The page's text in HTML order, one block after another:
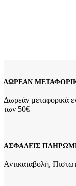
ΔΩΡΕΑΝ
Δωρεάν μεταφορικά
των 50€
ΑΣΦΑΛΕΙΣ
Αντικαταβολή,